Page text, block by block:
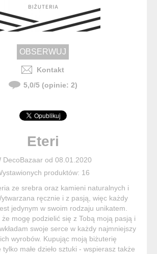
Kontakt
5,0/5(opinie: 2)
Eteri
DecoBazaar od 08.01.2020
produktów: 16
ze srebra oraz kamieni naturalnych i
ręcznie i z pasją, więc każdy
jedynym w swoim rodzaju unikatem.
że mogę podzielić się z Tobą moją pasją i
swoje serce w każdy najmniejszy
wyrobów. Kupując moją biżuterię
małe dzieło sztuki - wspierasz także